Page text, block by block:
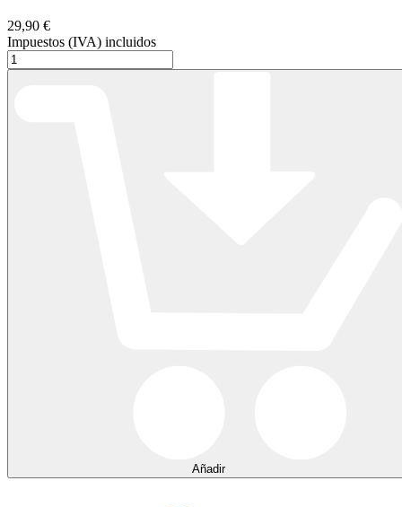
29,90 €
Impuestos (IVA) incluidos
Añadir